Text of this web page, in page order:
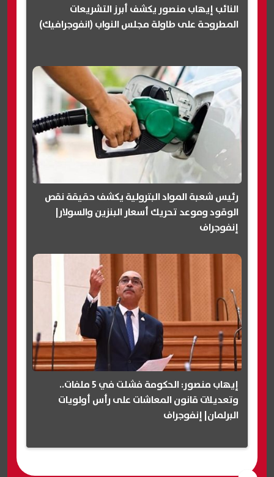
النائب إيهاب منصور يكشف أبرز التشريعات
المطروحة على طاولة مجلس النواب (انفوجرافيك)
رئيس شعبة المواد البترولية يكشف حقيقة نقص
الوقود وموعد تحريك أسعار البنزين والسولار|
إنفوجراف
إيهاب منصور: الحكومة فشلت في 5 ملفات..
وتعديلات قانون المعاشات على رأس أولويات
البرلمان| إنفوجراف